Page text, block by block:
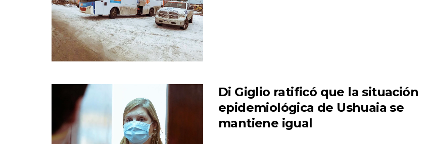
Di Giglio ratificó que la situación
epidemiológica de Ushuaia se
mantiene igual